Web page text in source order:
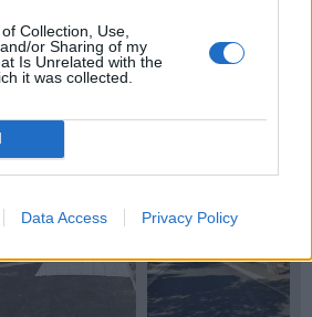
Collection, Use,
or Sharing of my
Is Unrelated with the
it was collected.
Data Access Privacy Policy
hogy a projekt véghatárideje
a kivitelezés várhatóan a